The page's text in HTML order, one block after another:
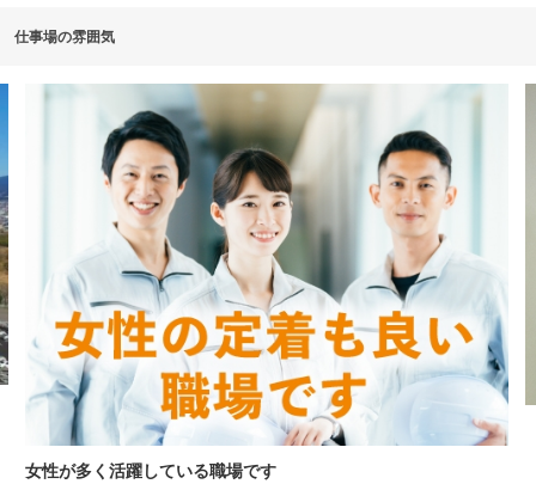
仕事場の雰囲気
女性が多く活躍している職場です